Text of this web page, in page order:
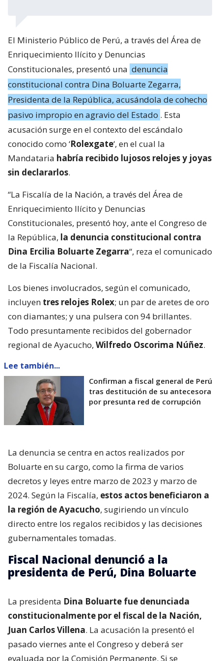
El Ministerio Público de Perú, a través del Área de
Enriquecimiento Ilícito y Denuncias
Constitucionales, presentó una denuncia
constitucional contra Dina Boluarte Zegarra,
Presidenta de la República, acusándola de cohecho
pasivo impropio en agravio del Estado . Esta
acusación surge en el contexto del escándalo
conocido como ‘Rolexgate‘, en el cual la
Mandataria habría recibido lujosos relojes y joyas
sin declararlos.
“La Fiscalía de la Nación, a través del Área de
Enriquecimiento Ilícito y Denuncias
Constitucionales, presentó hoy, ante el Congreso de
la República, la denuncia constitucional contra
Dina Ercilia Boluarte Zegarra“, reza el comunicado
de la Fiscalía Nacional.
Los bienes involucrados, según el comunicado,
incluyen tres relojes Rolex; un par de aretes de oro
con diamantes; y una pulsera con 94 brillantes.
Todo presuntamente recibidos del gobernador
regional de Ayacucho, Wilfredo Oscorima Núñez.
Lee también...
Confirman a fiscal general de Perú
tras destitución de su antecesora
por presunta red de corrupción
La denuncia se centra en actos realizados por
Boluarte en su cargo, como la firma de varios
decretos y leyes entre marzo de 2023 y marzo de
2024. Según la Fiscalía, estos actos beneficiaron a
la región de Ayacucho, sugiriendo un vínculo
directo entre los regalos recibidos y las decisiones
gubernamentales tomadas.
Fiscal Nacional denunció a la
presidenta de Perú, Dina Boluarte
La presidenta Dina Boluarte fue denunciada
constitucionalmente por el fiscal de la Nación,
Juan Carlos Villena. La acusación la presentó el
pasado viernes ante el Congreso y deberá ser
evaluada por la Comisión Permanente. Si se